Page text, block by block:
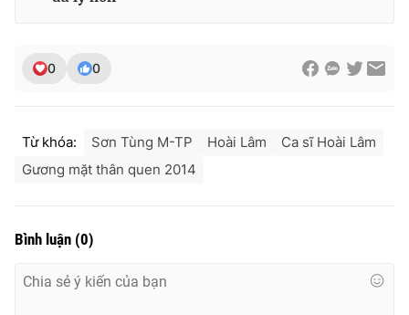
0 0
Từ khóa: Sơn Tùng M-TP Hoài Lâm
Ca sĩ Hoài Lâm
Gương mặt thân quen 2014
Bình luận (0)